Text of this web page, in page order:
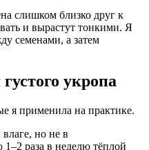
слишком близко друг к
и вырастут тонкими. Я
семенами, а затем
укропа
я применила на практике.
но не в
раза в неделю тёплой